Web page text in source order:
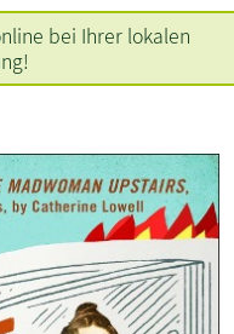
bei Ihrer lokalen